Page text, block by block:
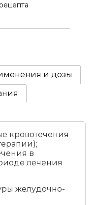
и дозы
кровотечения
в
лечения
желудочно-